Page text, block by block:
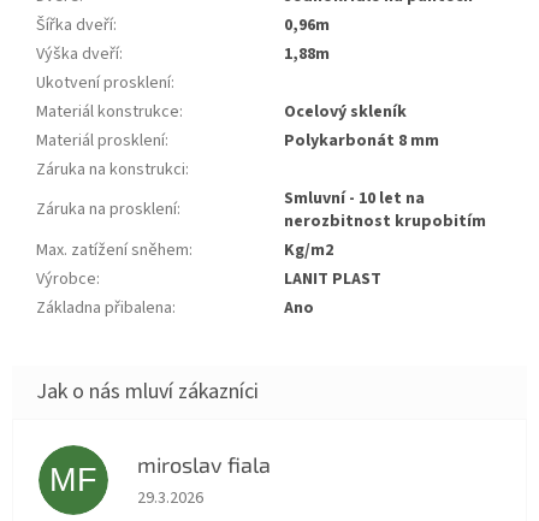
Šířka dveří:
0,96m
Výška dveří:
1,88m
Ukotvení prosklení:
Materiál konstrukce:
ocelový skleník
Materiál prosklení:
polykarbonát 8 mm
Záruka na konstrukci:
Záruka na prosklení:
smluvní - 10 let na
nerozbitnost krupobitím
Max. zatížení sněhem:
kg/m2
Výrobce:
LANIT PLAST
Základna přibalena: ano
MF miroslav fiala
Hodnocení obchodu je 5 z 5 hvězdiček.
29.3.2026